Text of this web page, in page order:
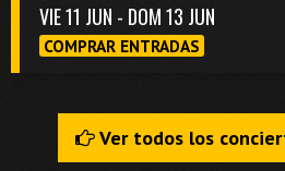
VIE 11 JUN - DOM 13 JUN
COMPRAR ENTRADAS
Ver todos los